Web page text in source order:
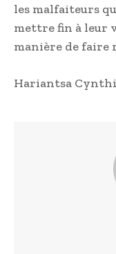
les malfaiteurs
mettre fin à leur
manière de faire
Hariantsa